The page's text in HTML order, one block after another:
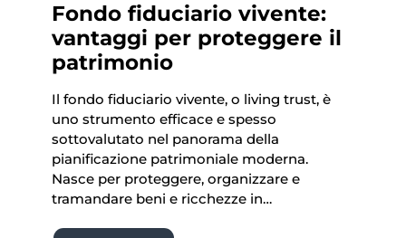
Fondo fiduciario vivente:
vantaggi per proteggere il
patrimonio
Il fondo fiduciario vivente, o living trust, è
uno strumento efficace e spesso
sottovalutato nel panorama della
pianificazione patrimoniale moderna.
Nasce per proteggere, organizzare e
tramandare beni e ricchezze in…